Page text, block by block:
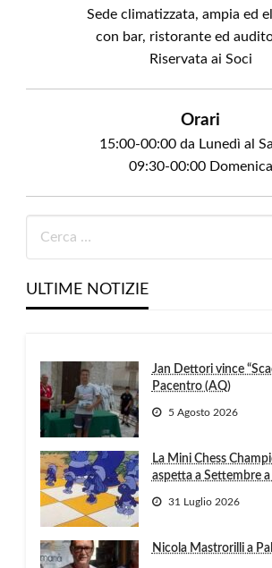
Sede climatizzata, ampia ed
con bar, ristorante ed
Riservata ai Soci
Orari
15:00-00:00 da Lunedì al
09:30-00:00 Domenica
ULTIME NOTIZIE
Jan Dettori vince
Pacentro (AQ)
5 Agosto 2026
La Mini Chess
aspetta a Settembre
31 Luglio 2026
Nicola Mastrorilli a